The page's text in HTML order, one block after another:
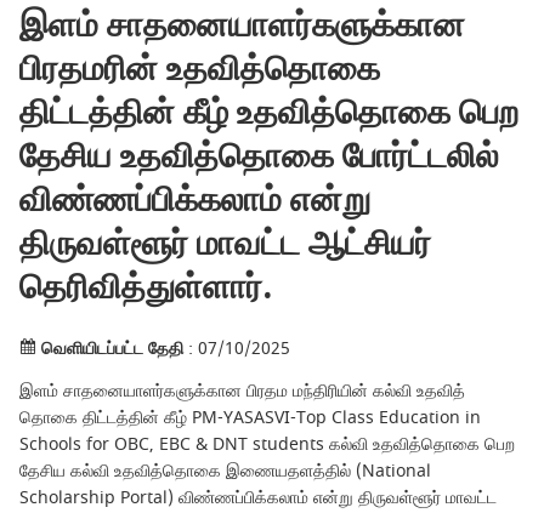
இளம் சாதனையாளர்களுக்கான
பிரதமரின் உதவித்தொகை
திட்டத்தின் கீழ் உதவித்தொகை பெற
தேசிய உதவித்தொகை போர்ட்டலில்
விண்ணப்பிக்கலாம் என்று
திருவள்ளூர் மாவட்ட ஆட்சியர்
தெரிவித்துள்ளார்.
வெளியிடப்பட்ட தேதி: 07/10/2025
இளம் சாதனையாளர்களுக்கான பிரதம மந்திரியின் கல்வி உதவித்
தொகை திட்டத்தின் கீழ் PM-YASASVI-Top Class Education in
Schools for OBC, EBC & DNT students கல்வி உதவித்தொகை பெற
தேசிய கல்வி உதவித்தொகை இணையதளத்தில் (National
Scholarship Portal) விண்ணப்பிக்கலாம் என்று திருவள்ளூர் மாவட்ட